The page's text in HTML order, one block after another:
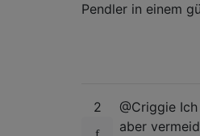
Pendler in einem
2
@Criggie
aber